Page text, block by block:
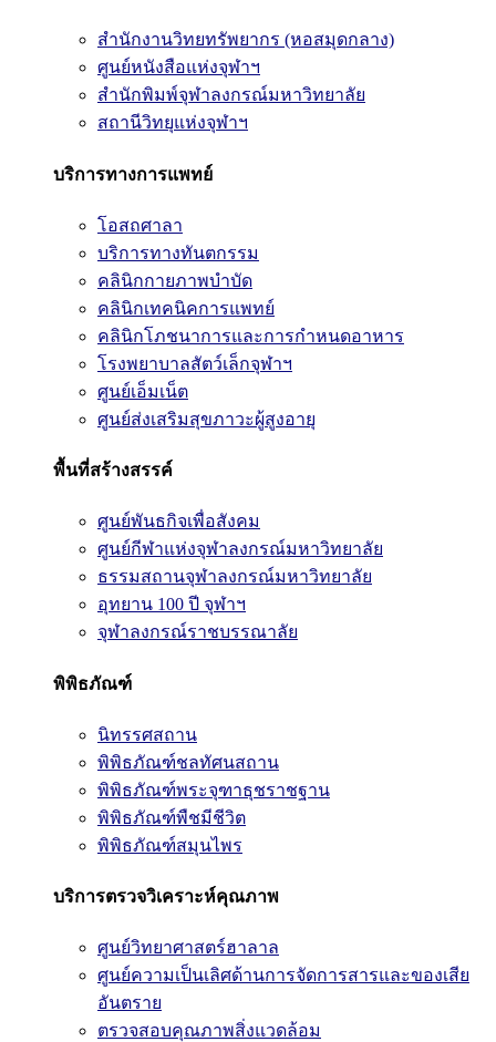
สำนักงานวิทยทรัพยากร (หอสมุดกลาง)
ศูนย์หนังสือแห่งจุฬาฯ
สำนักพิมพ์จุฬาลงกรณ์มหาวิทยาลัย
สถานีวิทยุแห่งจุฬาฯ
บริการทางการแพทย์
โอสถศาลา
บริการทางทันตกรรม
คลินิกกายภาพบำบัด
คลินิกเทคนิคการแพทย์
คลินิกโภชนาการและการกำหนดอาหาร
โรงพยาบาลสัตว์เล็กจุฬาฯ
ศูนย์เอ็มเน็ต
ศูนย์ส่งเสริมสุขภาวะผู้สูงอายุ
พื้นที่สร้างสรรค์
ศูนย์พันธกิจเพื่อสังคม
ศูนย์กีฬาแห่งจุฬาลงกรณ์มหาวิทยาลัย
ธรรมสถานจุฬาลงกรณ์มหาวิทยาลัย
อุทยาน 100 ปี จุฬาฯ
จุฬาลงกรณ์ราชบรรณาลัย
พิพิธภัณฑ์
นิทรรศสถาน
พิพิธภัณฑ์ชลทัศนสถาน
พิพิธภัณฑ์พระจุฑาธุชราชฐาน
พิพิธภัณฑ์พืชมีชีวิต
พิพิธภัณฑ์สมุนไพร
บริการตรวจวิเคราะห์คุณภาพ
ศูนย์วิทยาศาสตร์ฮาลาล
ศูนย์ความเป็นเลิศด้านการจัดการสารและของเสีย
อันตราย
ตรวจสอบคุณภาพสิ่งแวดล้อม